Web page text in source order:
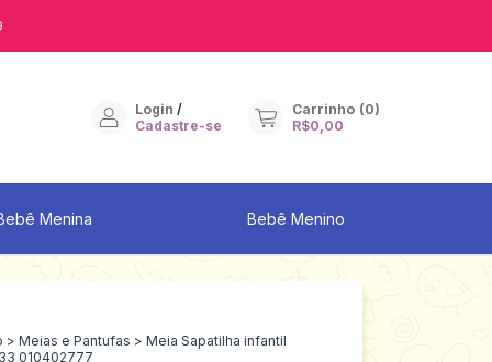
Login /
Cadastre-se
Carrinho (0)
R$0,00
Menina Bebê Menino
> Meias e Pantufas > Meia Sapatilha infantil
010402777